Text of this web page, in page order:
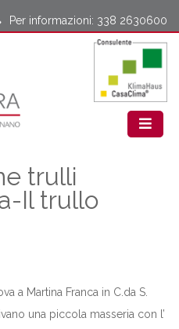
Per informazioni: 338 2630600
trulli
Il trullo
a Martina Franca in C.da S.
una piccola masseria con l’